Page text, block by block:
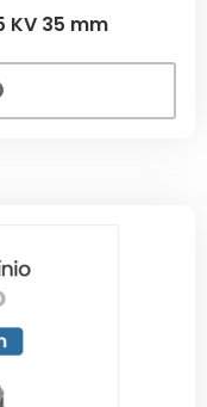
KV 35 mm